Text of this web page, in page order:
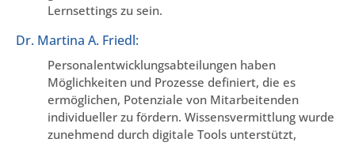
Lernsettings zu sein.
Dr. Martina A. Friedl:
Personalentwicklungsabteilungen haben
Möglichkeiten und Prozesse definiert, die es
ermöglichen, Potenziale von Mitarbeitenden
individueller zu fördern. Wissensvermittlung wurde
zunehmend durch digitale Tools unterstützt,